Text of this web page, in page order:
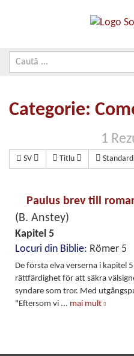
Categorie:
1
SV Titlu Standard
Paulus brev till
(B. Anstey)
Kapitel 5
Locuri din Biblie: Römer 5
De första elva verserna i kapitel
rättfärdighet för att säkra
syndare som tror. Med
"Eftersom vi ... mai mult